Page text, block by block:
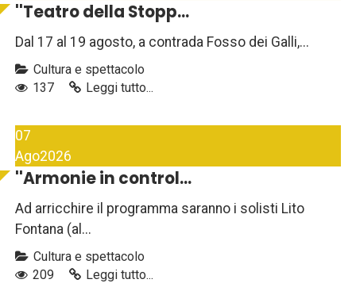
''Teatro della Stopp...
Dal 17 al 19 agosto, a contrada Fosso dei Galli,...
Cultura e spettacolo
137
Leggi tutto...
07
Ago2026
''Armonie in control...
Ad arricchire il programma saranno i solisti Lito
Fontana (al...
Cultura e spettacolo
209
Leggi tutto...